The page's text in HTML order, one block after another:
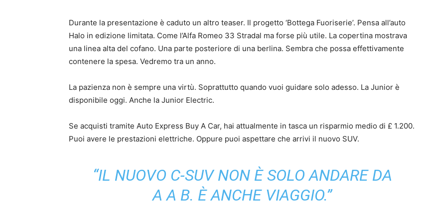
Durante la presentazione è caduto un altro teaser. Il progetto ‘Bottega Fuoriserie’. Pensa all’auto
Halo in edizione limitata. Come l’Alfa Romeo 33 Stradal ma forse più utile. La copertina mostrava
una linea alta del cofano. Una parte posteriore di una berlina. Sembra che possa effettivamente
contenere la spesa. Vedremo tra un anno.
La pazienza non è sempre una virtù. Soprattutto quando vuoi guidare solo adesso. La Junior è
disponibile oggi. Anche la Junior Electric.
Se acquisti tramite Auto Express Buy A Car, hai attualmente in tasca un risparmio medio di £ 1.200.
Puoi avere le prestazioni elettriche. Oppure puoi aspettare che arrivi il nuovo SUV.
“IL NUOVO C-SUV NON È SOLO ANDARE DA
A A B. È ANCHE VIAGGIO.”